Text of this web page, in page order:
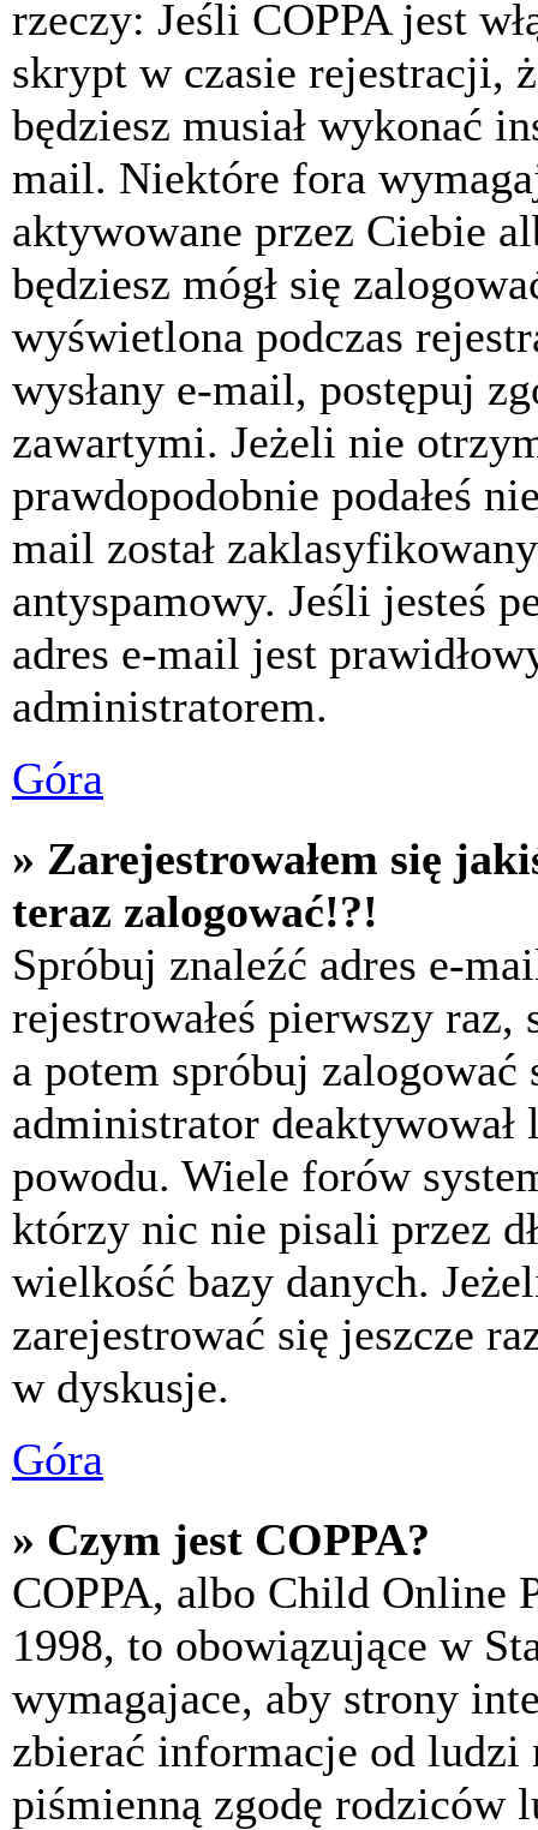
rzeczy: Jeśli COPPA jest
skrypt w czasie rejestracji,
będziesz musiał wykonać
mail. Niektóre fora
aktywowane przez Ciebie
będziesz mógł się
wyświetlona podczas
wysłany e-mail, postępuj
zawartymi. Jeżeli nie
prawdopodobnie podałeś
mail został
antyspamowy. Jeśli jesteś
adres e-mail jest
administratorem.
Góra
» Zarejestrowałem się
teraz zalogować!?!
Spróbuj znaleźć adres e-
rejestrowałeś pierwszy
a potem spróbuj
administrator deaktywował
powodu. Wiele forów
którzy nic nie pisali przez
wielkość bazy danych.
zarejestrować się jeszcze
w dyskusje.
Góra
» Czym jest COPPA?
COPPA, albo Child Online
1998, to obowiązujące w
wymagajace, aby strony
zbierać informacje od
piśmienną zgodę rodziców